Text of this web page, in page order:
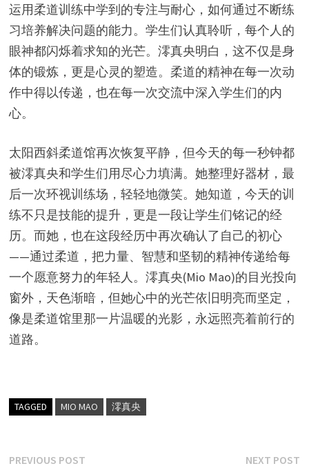
运用柔道训练中学到的专注与耐心，如何通过不断练
习培养解决问题的能力。学生们认真聆听，每个人的
眼神都闪烁着求知的光芒。澪真央明白，这不仅是身
体的锻炼，更是心灵的塑造。柔道的精神在每一次动
作中得以传递，也在每一次交流中深入学生们的内
心。
太阳西斜柔道馆再次恢复平静，但今天的每一秒钟都
被澪真央和学生们用尽心力填满。她整理好器材，最
后一次环视训练场，轻轻地微笑。她知道，今天的训
练不只是技能的提升，更是一段让学生们铭记的经
历。而她，也在这段经历中再次确认了自己的初心
——通过柔道，把力量、智慧和坚韧的精神传递给每
一个愿意努力的年轻人。澪真央(Mio Mao)的目光投向
窗外，天色渐暗，但她心中的光芒依旧明亮而坚定，
像是柔道馆里那一片温暖的光影，永远照亮着前行的
道路。
TAGGED MIO MAO 澪真央
PREVIOUS POSTPrevious NEXT POST